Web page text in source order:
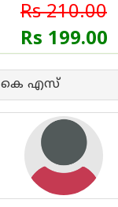
Rs 210.00
Rs 199.00
കെ എസ്